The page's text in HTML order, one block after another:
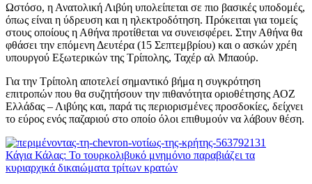
Ωστόσο, η Ανατολική Λιβύη υπολείπεται σε πιο βασικές υποδομές,
όπως είναι η ύδρευση και η ηλεκτροδότηση. Πρόκειται για τομείς
στους οποίους η Αθήνα προτίθεται να συνεισφέρει. Στην Αθήνα θα
φθάσει την επόμενη Δευτέρα (15 Σεπτεμβρίου) και ο ασκών χρέη
υπουργού Εξωτερικών της Τρίπολης, Ταχέρ αλ Μπαούρ.
Για την Τρίπολη αποτελεί σημαντικό βήμα η συγκρότηση
επιτροπών που θα συζητήσουν την πιθανότητα οριοθέτησης ΑΟΖ
Ελλάδας – Λιβύης και, παρά τις περιορισμένες προσδοκίες, δείχνει
το εύρος ενός παζαριού στο οποίο όλοι επιθυμούν να λάβουν θέση.
Κάγια Κάλας: Το τουρκολιβυκό μνημόνιο παραβιάζει τα
κυριαρχικά δικαιώματα τρίτων κρατών